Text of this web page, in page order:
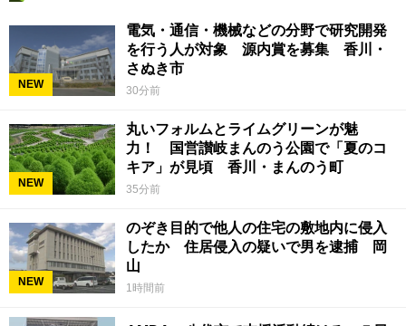
NEW
電気・通信・機械などの分野で研究開発
を行う人が対象 源内賞を募集 香川・
さぬき市
30分前
NEW
丸いフォルムとライムグリーンが魅
力！ 国営讃岐まんのう公園で「夏のコ
キア」が見頃 香川・まんのう町
35分前
NEW
のぞき目的で他人の住宅の敷地内に侵入
したか 住居侵入の疑いで男を逮捕 岡
山
1時間前